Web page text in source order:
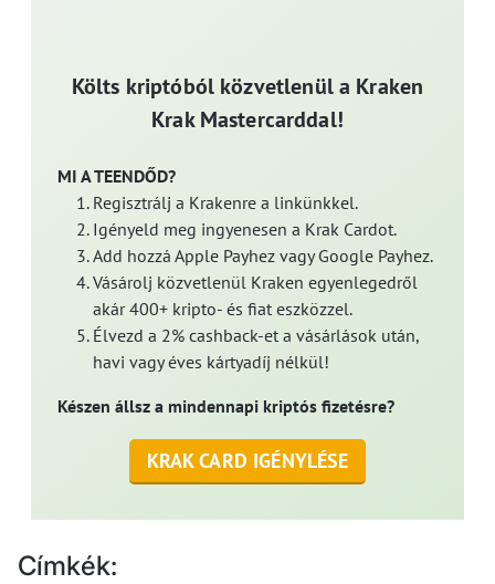
Költs kriptóból közvetlenül a Kraken
Krak Mastercarddal!
MI A TEENDŐD?
Regisztrálj a Krakenre a linkünkkel.
Igényeld meg ingyenesen a Krak Cardot.
Add hozzá Apple Payhez vagy Google Payhez.
Vásárolj közvetlenül Kraken egyenlegedről
akár 400+ kripto- és fiat eszközzel.
Élvezd a 2% cashback-et a vásárlások után,
havi vagy éves kártyadíj nélkül!
Készen állsz a mindennapi kriptós fizetésre?
KRAK CARD IGÉNYLÉSE
Címkék: